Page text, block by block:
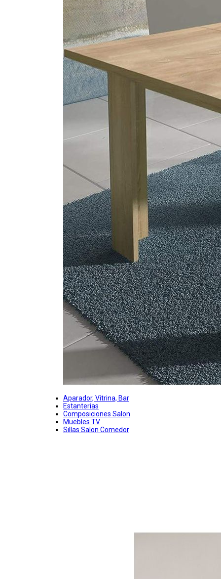
Aparador, Vitrina, Bar
Estanterias
Composiciones Salon
Muebles TV
Sillas Salon Comedor